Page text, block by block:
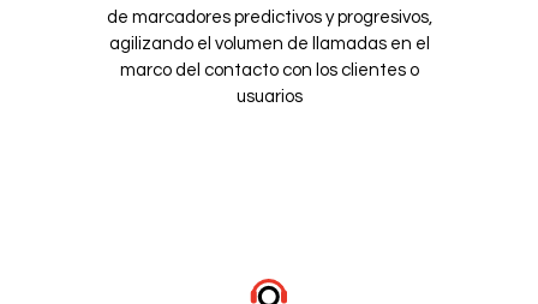
de marcadores predictivos y progresivos,
agilizando el volumen de llamadas en el
marco del contacto con los clientes o
usuarios